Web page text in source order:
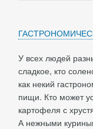
У всех людей
сладкое, кто
как некий
пищи. Кто может
картофеля с
А нежными